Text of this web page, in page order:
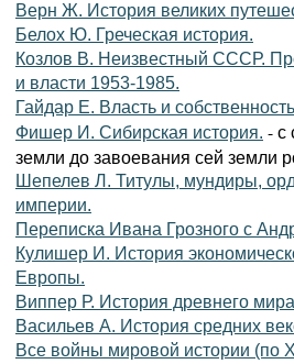
Верн Ж. История великих
Белох Ю. Греческая история.
Козлов В. Неизвестный СССР.
и власти 1953-1985.
Гайдар Е. Власть и
Фишер И. Сибирская история. - с
земли до завоевания сей земли
Шепелев Л. Титулы, мундиры,
империи.
Переписка Ивана Грозного с
Кулишер И. История
Европы.
Виппер Р. История древнего
Васильев А. История средних
Все войны мировой истории (по